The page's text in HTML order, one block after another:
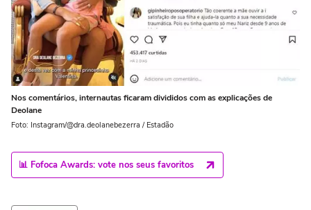
Nos comentários, internautas ficaram divididos com as explicações de
Deolane
Foto: Instagram/@dra.deolanebezerra / Estadão
📊 Fofoca Awards: vote nos seus favoritos